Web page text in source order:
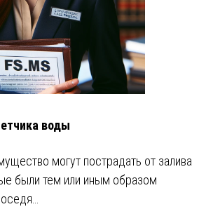
воды
могут пострадать от залива
были тем или иным образом